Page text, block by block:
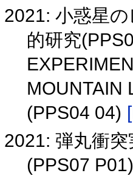
2021: 小惑星
的研究
MOUNTAIN
(PPS04 04)
2021: 弾丸衝
(PPS07 P01)